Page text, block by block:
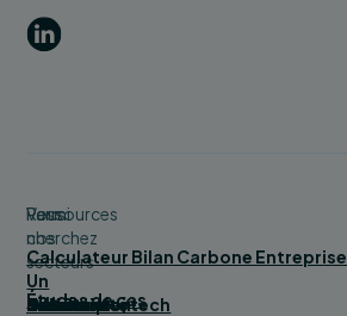
LinkedIn
Vous
cherchez
Un
bilan
Parmi
nos
secteurs
Bâtiment
Service
Tourisme
Distribution
Industrie
Numérique/tech
Collectivité
Ressources
Calculateur Bilan Carbone Entreprise
Études de cas